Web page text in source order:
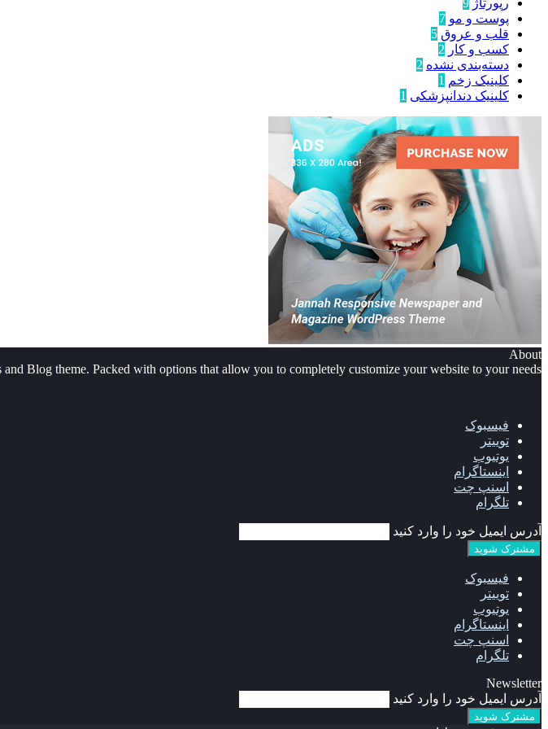
رپورتاژ 9
پوست و مو 7
قلب و عروق 5
کسب و کار 2
دسته‌بندی نشده 2
کلینیک زخم 1
کلینیک دندانپزشکی 1
About
Blog theme. Packed with options that allow you to completely customize your website to your needs.
فیسبوک
توییتر
یوتیوب
اینستاگرام
اسنپ چت
تلگرام
آدرس ایمیل خود را وارد کنید
فیسبوک
توییتر
یوتیوب
اینستاگرام
اسنپ چت
تلگرام
Newsletter
آدرس ایمیل خود را وارد کنید